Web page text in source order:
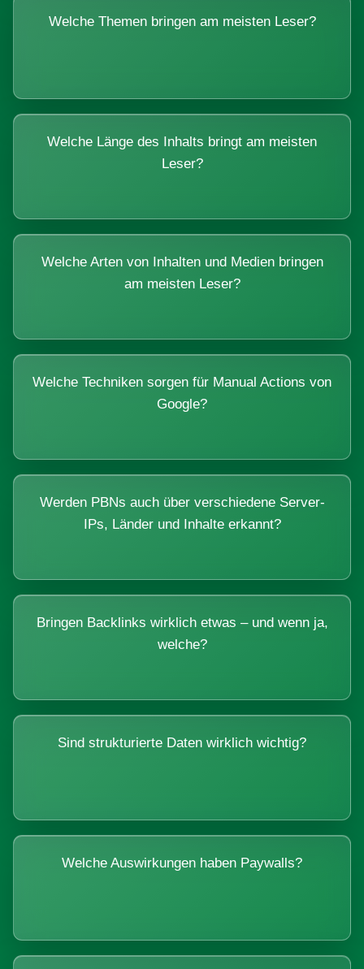
Welche Themen bringen am meisten Leser?
Welche Länge des Inhalts bringt am meisten
Leser?
Welche Arten von Inhalten und Medien bringen
am meisten Leser?
Welche Techniken sorgen für Manual Actions von
Google?
Werden PBNs auch über verschiedene Server-
IPs, Länder und Inhalte erkannt?
Bringen Backlinks wirklich etwas – und wenn ja,
welche?
Sind strukturierte Daten wirklich wichtig?
Welche Auswirkungen haben Paywalls?